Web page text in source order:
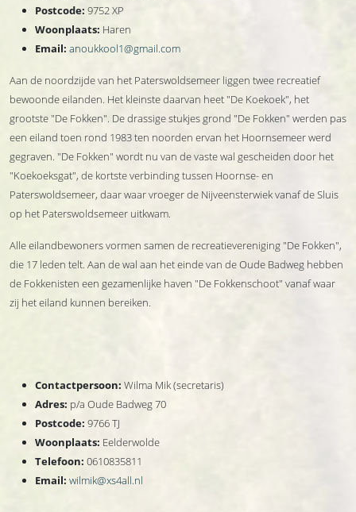
Postcode: 9752 XP
Woonplaats: Haren
Email: anoukkool1@gmail.com
Aan de noordzijde van het Paterswoldsemeer liggen twee recreatief
bewoonde eilanden. Het kleinste daarvan heet "De Koekoek", het
grootste "De Fokken". De drassige stukjes grond "De Fokken" werden pas
een eiland toen rond 1983 ten noorden ervan het Hoornsemeer werd
gegraven. "De Fokken" wordt nu van de vaste wal gescheiden door het
"Koekoeksgat", de kortste verbinding tussen Hoornse- en
Paterswoldsemeer, daar waar vroeger de Nijveensterwiek vanaf de Sluis
op het Paterswoldsemeer uitkwam.
Alle eilandbewoners vormen samen de recreatievereniging "De Fokken",
die 17 leden telt. Aan de wal aan het einde van de Oude Badweg hebben
de Fokkenisten een gezamenlijke haven "De Fokkenschoot" vanaf waar
zij het eiland kunnen bereiken.
Contactpersoon: Wilma Mik (secretaris)
Adres: p/a Oude Badweg 70
Postcode: 9766 TJ
Woonplaats: Eelderwolde
Telefoon: 0610835811
Email: wilmik@xs4all.nl